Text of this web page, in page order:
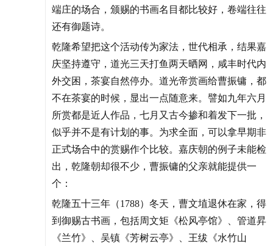
端庄的场合，颁赐的书画名目都比较好，卷端往往
还有御题诗。
乾隆希望把这个活动传为家法，世代相承，结果嘉
庆坚持遵守，道光三天打鱼两天晒网，咸丰时代内
外交困，茶宴自然停办。道光帝赏画给曹振镛，都
不在茶宴的时候，显出一点随意来。譬如九年六月
所赏都是近人作品，七月又古今掺和着发下一批，
似乎并不是有计划的事。为求全面，可以拿早期非
正式场合中的赏赐作个比较。嘉庆朝的例子未能检
出，乾隆朝却很不少，曹振镛的父亲就能提供一
个：
乾隆五十三年（1788）冬天，曹文埴退休在家，得
到御赐古书画，包括周文矩《松风亭馆》、管道昇
《兰竹》、吴镇《芳树云亭》、王绂《水竹山